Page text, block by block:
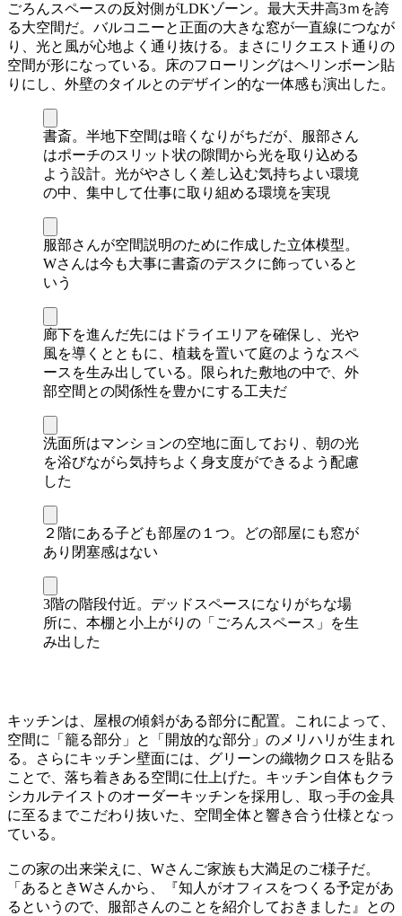
ごろんスペースの反対側がLDKゾーン。最大天井高3ｍを誇
る大空間だ。バルコニーと正面の大きな窓が一直線につなが
り、光と風が心地よく通り抜ける。まさにリクエスト通りの
空間が形になっている。床のフローリングはヘリンボーン貼
りにし、外壁のタイルとのデザイン的な一体感も演出した。
書斎。半地下空間は暗くなりがちだが、服部さん
はポーチのスリット状の隙間から光を取り込める
よう設計。光がやさしく差し込む気持ちよい環境
の中、集中して仕事に取り組める環境を実現
服部さんが空間説明のために作成した立体模型。
Wさんは今も大事に書斎のデスクに飾っていると
いう
廊下を進んだ先にはドライエリアを確保し、光や
風を導くとともに、植栽を置いて庭のようなスペ
ースを生み出している。限られた敷地の中で、外
部空間との関係性を豊かにする工夫だ
洗面所はマンションの空地に面しており、朝の光
を浴びながら気持ちよく身支度ができるよう配慮
した
２階にある子ども部屋の１つ。どの部屋にも窓が
あり閉塞感はない
3階の階段付近。デッドスペースになりがちな場
所に、本棚と小上がりの「ごろんスペース」を生
み出した
キッチンは、屋根の傾斜がある部分に配置。これによって、
空間に「籠る部分」と「開放的な部分」のメリハリが生まれ
る。さらにキッチン壁面には、グリーンの織物クロスを貼る
ことで、落ち着きある空間に仕上げた。キッチン自体もクラ
シカルテイストのオーダーキッチンを採用し、取っ手の金具
に至るまでこだわり抜いた、空間全体と響き合う仕様となっ
ている。
この家の出来栄えに、Wさんご家族も大満足のご様子だ。
「あるときWさんから、『知人がオフィスをつくる予定があ
るというので、服部さんのことを紹介しておきました』との